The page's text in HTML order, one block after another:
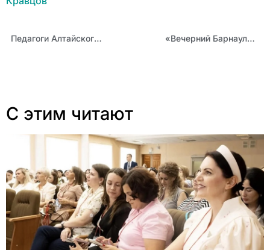
Педагоги Алтайского края провели традиционную «Летнюю творческую дачу» «Вечерний Барнаул»: От сердца к сердцу
С этим читают